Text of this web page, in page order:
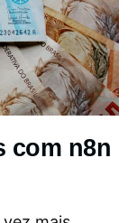
com n8n